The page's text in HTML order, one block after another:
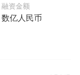
融资金额
数亿人民币